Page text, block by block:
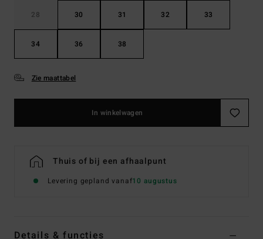
28 30 31 32 33
34 36 38
Zie maattabel
In winkelwagen
Thuis of bij een afhaalpunt
Levering gepland vanaf10 augustus
Details & functies